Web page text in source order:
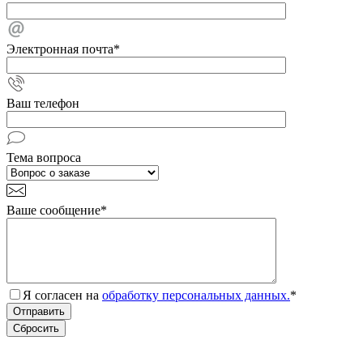
Электронная почта*
Ваш телефон
Тема вопроса
Ваше сообщение*
Я согласен на обработку персональных данных.*